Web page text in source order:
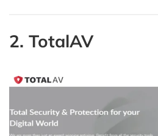
2. TotalAV